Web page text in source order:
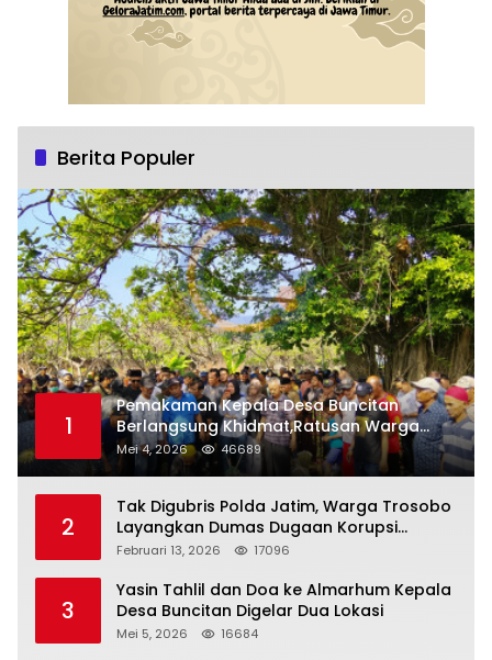
Berita Populer
1
Pemakaman Kepala Desa Buncitan
Berlangsung Khidmat,Ratusan Warga
Larut Dalam Duka Yang Mendalam
Mei 4, 2026 46689
2
Tak Digubris Polda Jatim, Warga Trosobo
Layangkan Dumas Dugaan Korupsi
Oknum DPRD Sidoarjo ke Kapolri
Februari 13, 2026 17096
3
Yasin Tahlil dan Doa ke Almarhum Kepala
Desa Buncitan Digelar Dua Lokasi
Mei 5, 2026 16684